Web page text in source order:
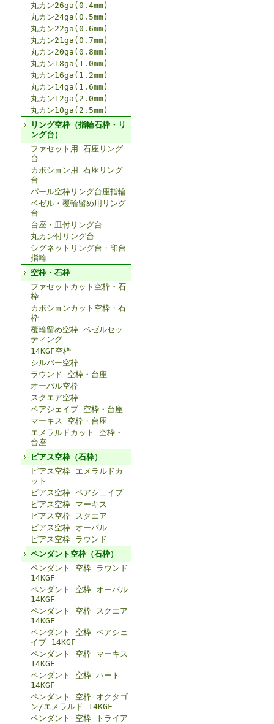
丸カン26ga(0.4mm)
丸カン24ga(0.5mm)
丸カン22ga(0.6mm)
丸カン21ga(0.7mm)
丸カン20ga(0.8mm)
丸カン18ga(1.0mm)
丸カン16ga(1.2mm)
丸カン14ga(1.6mm)
丸カン12ga(2.0mm)
丸カン10ga(2.5mm)
リング空枠（指輪石枠・リ
ング台）
ファセット用 石座リング
台
カボション用 石座リング
台
パール空枠リング台座指輪
ベゼル・覆輪留め用リング
台
台座・皿付リング台
丸カン付リング台
シグネットリング台・印台
指輪
空枠・石枠
ファセットカット空枠・石
枠
カボションカット空枠・石
枠
覆輪留め空枠 ベゼルセッ
ティング
14KGF空枠
シルバー空枠
ラウンド 空枠・台座
オーバル空枠
スクエア空枠
ペアシェイプ 空枠・台座
マーキス 空枠・台座
エメラルドカット 空枠・
台座
ピアス空枠（石枠）
ピアス空枠 エメラルドカ
ット
ピアス空枠 ペアシェイプ
ピアス空枠 マーキス
ピアス空枠 スクエア
ピアス空枠 オーバル
ピアス空枠 ラウンド
ペンダント空枠（石枠）
ペンダント 空枠 ラウンド
14KGF
ペンダント 空枠 オーバル
14KGF
ペンダント 空枠 スクエア
14KGF
ペンダント 空枠 ペアシェ
イプ 14KGF
ペンダント 空枠 マーキス
14KGF
ペンダント 空枠 ハート
14KGF
ペンダント 空枠 オクタゴ
ン/エメラルド 14KGF
ペンダント 空枠 トライア